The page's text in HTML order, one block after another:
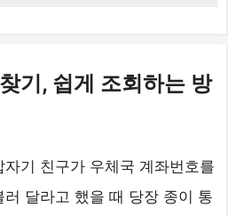
기, 쉽게 조회하는 방
자기 친구가 우체국 계좌번호를
러 달라고 했을 때 당장 종이 통